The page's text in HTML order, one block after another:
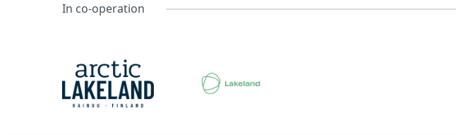
In co-operation